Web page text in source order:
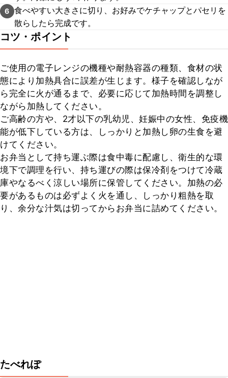
6 食べやすい大きさに切り、お好みでケチャップとパセリを
散らしたら完成です。
コツ・ポイント
ご使用の電子レンジの機種や耐熱容器の種類、食材の状
態により加熱具合に誤差が生じます。様子を確認しなが
ら完全に火が通るまで、必要に応じて加熱時間を調整し
ながら加熱してください。
ご高齢の方や、2才以下の乳幼児、妊娠中の女性、免疫機
能が低下している方は、しっかりと加熱し卵の生食を避
けてください。
お弁当として持ち運ぶ際は食中毒に配慮し、衛生的な環
境下で調理を行い、持ち運びの際は保冷剤をつけて冷蔵
庫やなるべく涼しい場所に保管してください。加熱の必
要があるものは必ずよく火を通し、しっかり粗熱を取
り、余分な汁気は切ってからお弁当に詰めてください。
たべれぽ